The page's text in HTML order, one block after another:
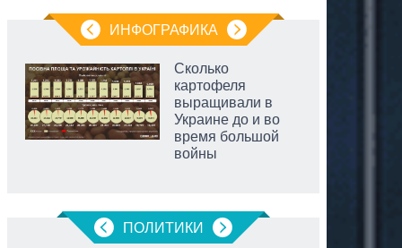
ИНФОГРАФИКА
Сколько
картофеля
выращивали в
Украине до и во
время большой
войны
ПОЛИТИКИ